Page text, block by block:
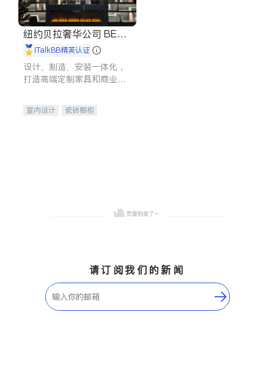
纽约贝拉奢华公司 BELL
A LUXE
iTalkBB精英认证
设计、制造、安装一体化，
打造高端定制家具和商业空
室内设计
瓷砖橱柜
请订阅我们的新闻